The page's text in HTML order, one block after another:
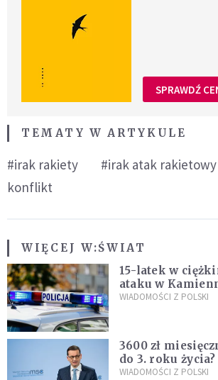
SPRAWDŹ
TEMATY W ARTYKULE
#irak rakiety #irak atak rakietowy
konflikt
WIĘCEJ W:ŚWIAT
15-latek w
ataku w
Policja
WIADOMOŚCI Z POLSKI
3600 zł
do 3. roku
propozycji
WIADOMOŚCI Z POLSKI